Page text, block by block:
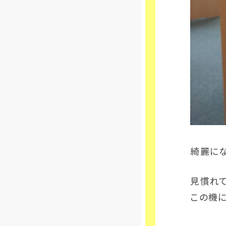
綺麗に
見慣れ
この機